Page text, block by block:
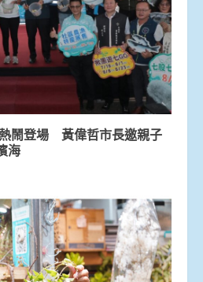
鬧登場 黃偉哲市長邀親子
海